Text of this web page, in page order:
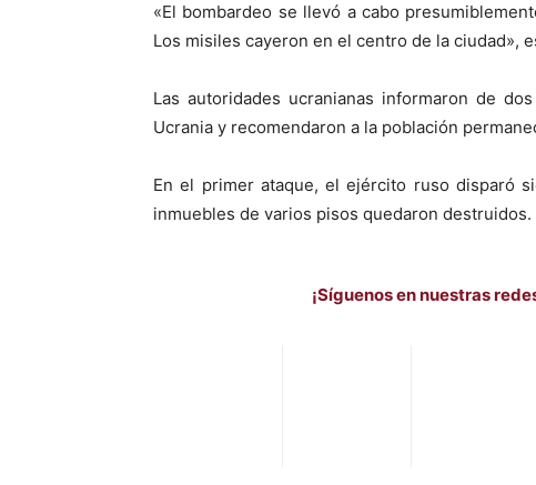
«El bombardeo se llevó a cabo
Los misiles cayeron en el centro de la ciudad»,
Las autoridades ucranianas informaron de
Ucrania y recomendaron a la población
En el primer ataque, el ejército ruso disparó
inmuebles de varios pisos quedaron destruidos.
¡Síguenos en nuestras